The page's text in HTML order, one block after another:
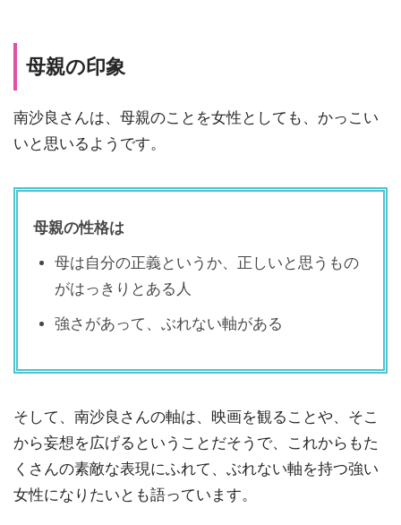
母親の印象
南沙良さんは、母親のことを女性としても、かっこい
いと思いるようです。
母親の性格は
母は自分の正義というか、正しいと思うもの
がはっきりとある人
強さがあって、ぶれない軸がある
そして、南沙良さんの軸は、映画を観ることや、そこ
から妄想を広げるということだそうで、これからもた
くさんの素敵な表現にふれて、ぶれない軸を持つ強い
女性になりたいとも語っています。